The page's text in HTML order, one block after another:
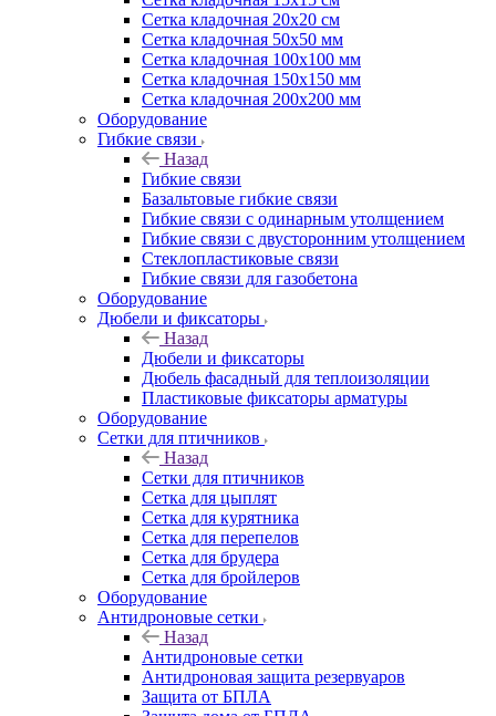
Сетка кладочная 20x20 см
Сетка кладочная 50x50 мм
Сетка кладочная 100x100 мм
Сетка кладочная 150x150 мм
Сетка кладочная 200x200 мм
Оборудование
Гибкие связи
Назад
Гибкие связи
Базальтовые гибкие связи
Гибкие связи с одинарным утолщением
Гибкие связи с двусторонним утолщением
Стеклопластиковые связи
Гибкие связи для газобетона
Оборудование
Дюбели и фиксаторы
Назад
Дюбели и фиксаторы
Дюбель фасадный для теплоизоляции
Пластиковые фиксаторы арматуры
Оборудование
Сетки для птичников
Назад
Сетки для птичников
Сетка для цыплят
Сетка для курятника
Сетка для перепелов
Сетка для брудера
Сетка для бройлеров
Оборудование
Антидроновые сетки
Назад
Антидроновые сетки
Антидроновая защита резервуаров
Защита от БПЛА